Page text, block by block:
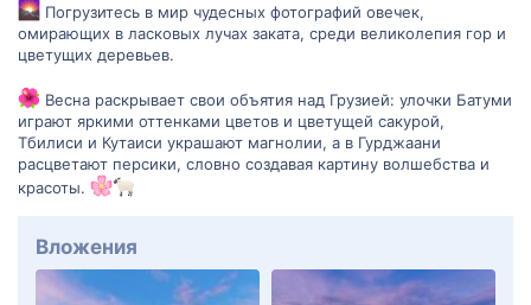
Погрузитесь в мир чудесных фотографий овечек,
омирающих в ласковых лучах заката, среди великолепия гор и
цветущих деревьев.
Весна раскрывает свои объятия над Грузией: улочки Батуми
играют яркими оттенками цветов и цветущей сакурой,
Тбилиси и Кутаиси украшают магнолии, а в Гурджаани
расцветают персики, словно создавая картину волшебства и
красоты.
Вложения